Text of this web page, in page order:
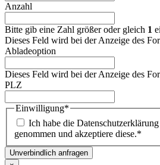
Anzahl
Bitte gib eine Zahl größer oder gleich 1
Dieses Feld wird bei der Anzeige des
Abladeoption
Dieses Feld wird bei der Anzeige des
PLZ
Einwilligung*
Ich habe die
genommen und akzeptiere diese.*
Unverbindlich anfragen